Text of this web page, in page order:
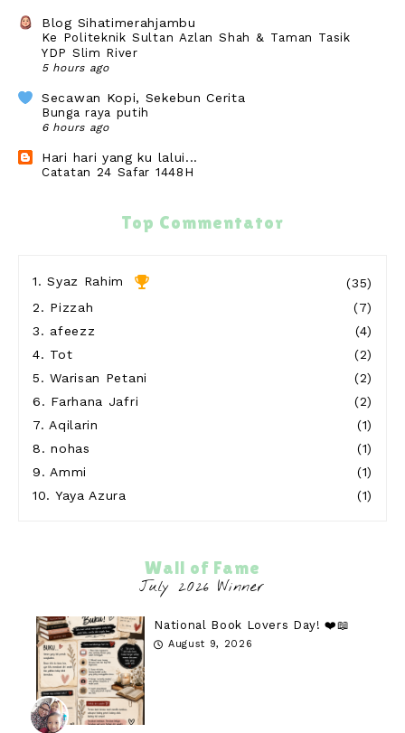
Blog Sihatimerahjambu
Ke Politeknik Sultan Azlan Shah & Taman Tasik
YDP Slim River
5 hours ago
Secawan Kopi, Sekebun Cerita
Bunga raya putih
6 hours ago
Hari hari yang ku lalui...
Catatan 24 Safar 1448H
Kos join event running 10km, Half dan Full
Top Commentator
1.Syaz Rahim
(35)
2. Pizzah
(7)
3. afeezz
(4)
4. Tot
(2)
5.Warisan Petani
(2)
6. Farhana Jafri
(2)
7. Aqilarin
(1)
8.nohas
(1)
9. Ammi
(1)
10. Yaya Azura (1)
Wall of Fame
National Book Lovers Day! ❤️📖
August 9, 2026